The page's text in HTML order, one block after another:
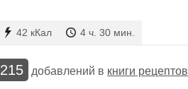
42 кКал 4 ч. 30 мин.
215 добавлений в книги рецептов